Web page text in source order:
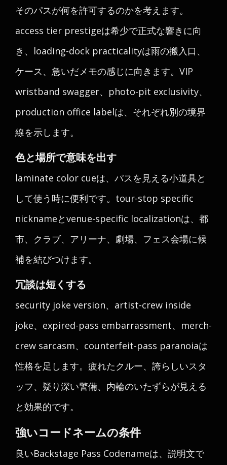
そのパスが何を許可するのかを考えます。
access tier prestigeは希少で正式な響きに向
き、loading-dock practicalityは雨の搬入口、
ケース、急いだメモの感じに向きます。VIP
wristband swagger、photo-pit exclusivity、
production office labelは、それぞれ別の境界
線を示します。
色と場所で意味を出す
laminate color cueは、パスを見える小道具と
して使う時に便利です。tour-stop specific
nicknameとvenue-specific localizationは、都
市、クラブ、アリーナ、劇場、フェス会場に候
補を結びつけます。
冗談は短くする
security joke version、artist-crew inside
joke、expired-pass embarrassment、merch-
crew sarcasm、counterfeit-pass paranoiaは
性格を足します。疲れたクルー、誇らしいスタ
ッフ、疑り深い警備、内輪のいたずらが見える
と効果的です。
強いコードネームの条件
良いBackstage Pass Codenameは、説明文で